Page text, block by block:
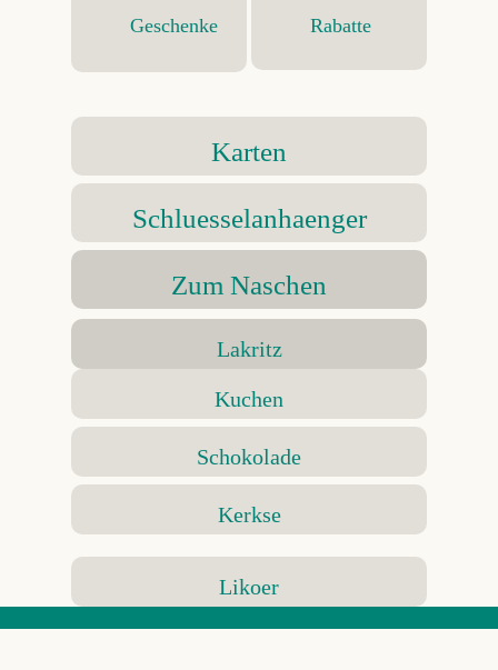
Rabatte
Geschenke
Karten
Schluesselanhaenger
Zum Naschen
Lakritz
Kuchen
Schokolade
Kerkse
Likoer